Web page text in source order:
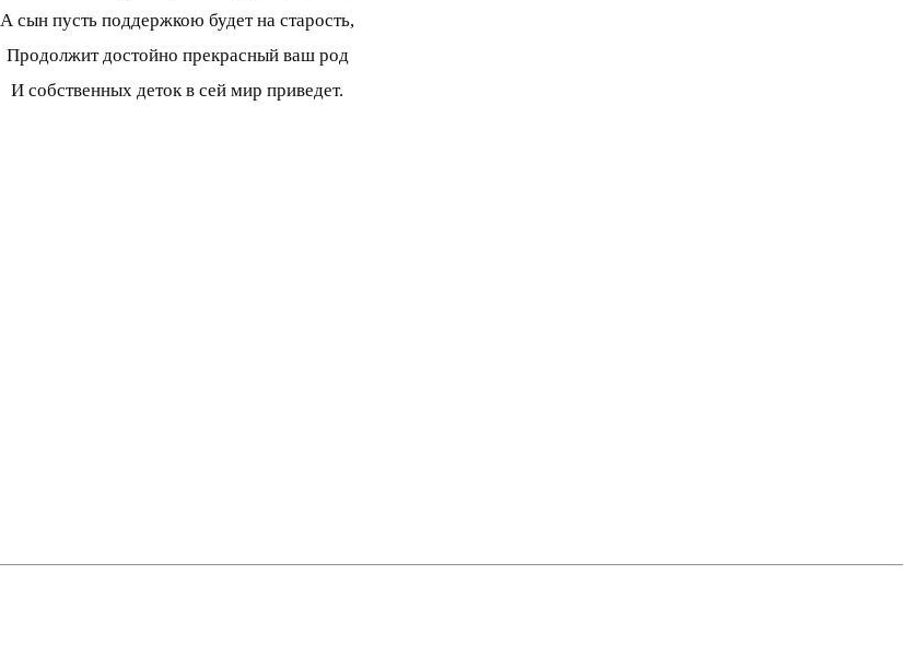
А сын пусть поддержкою будет на старость,
Продолжит достойно прекрасный ваш род
И собственных деток в сей мир приведет.